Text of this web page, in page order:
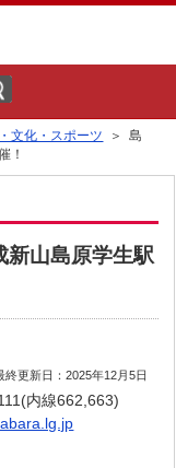
文化・スポーツ
＞ 島
！
山島原学生駅
終更新日：2025年12月5日
内線662,663)